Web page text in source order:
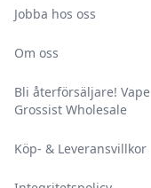
Jobba hos oss
Om oss
Bli återförsäljare! Vape
Grossist Wholesale
Köp- & Leveransvillkor